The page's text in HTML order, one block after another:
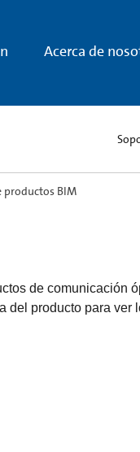
Acerca de
productos BIM
de
del producto para ver